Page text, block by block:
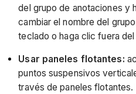
del grupo de anotaciones y
cambiar el nombre del
teclado o haga clic fuera del
Usar paneles flotantes:
puntos suspensivos
través de paneles flotantes.